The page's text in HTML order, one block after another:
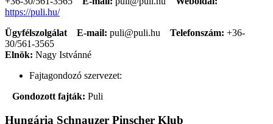
https://puli.hu/
Ügyfélszolgálat
E-mail: puli@puli.hu Telefonszám: +36-
30/561-3565
Elnök: Nagy Istvánné
Fajtagondozó szervezet:
Gondozott fajták: Puli
Hungária Schnauzer Pinscher Klub